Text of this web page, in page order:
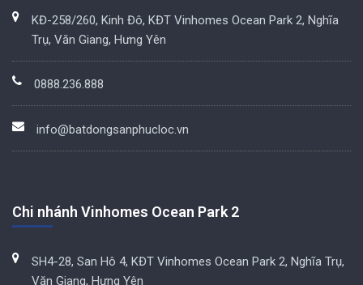
KĐ-258/260, Kinh Đô, KĐT Vinhomes Ocean Park 2, Nghĩa
Trụ, Văn Giang, Hưng Yên
0888.236.888
info@batdongsanphucloc.vn
Chi nhánh Vinhomes Ocean Park 2
SH4-28, San Hô 4, KĐT Vinhomes Ocean Park 2, Nghĩa Trụ,
Văn Giang, Hưng Yên